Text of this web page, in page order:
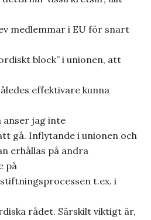
medlemmar i EU för snart
block” i unionen, att
effektivare kunna
anser jag inte
gå. Inflytande i unionen och
erhållas på andra
på
t.ex. i
rådet. Särskilt viktigt är,